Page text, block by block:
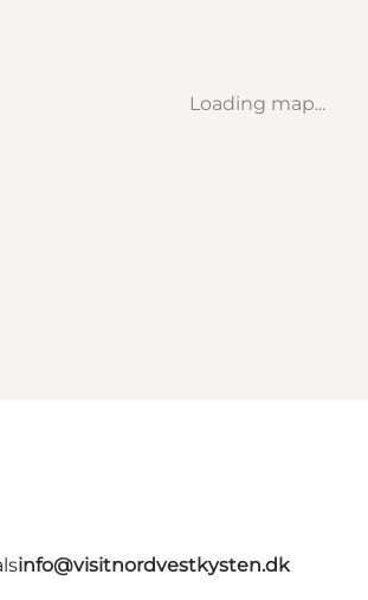
Loading map...
info@visitnordvestkysten.dk